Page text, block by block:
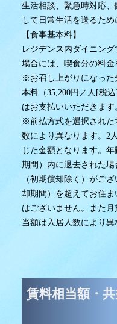
生活相談、緊急時対応
して日常生活を送るた
【食事基本料】
レジデンス内ダイニン
場合には、喫食分の料金
※お召し上がりになった
本料（35,200円／人[税
はお支払いいただきます
※前払方式を選択された
数により異なります。2
じた金額となります。
期間）内に退去された
（初期償却除く）がご
却期間）を超えてお住
はございません。また
当額は入居人数により異
賃料相当額・